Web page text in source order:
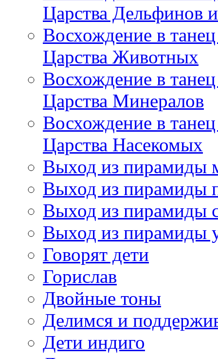
Царства Дельфинов
Восхождение в
Царства Животных
Восхождение в
Царства Минералов
Восхождение в
Царства Насекомых
Выход из пирамиды
Выход из пирамиды
Выход из пирамиды
Выход из пирамиды
Говорят дети
Горислав
Двойные тоны
Делимся и
Дети индиго